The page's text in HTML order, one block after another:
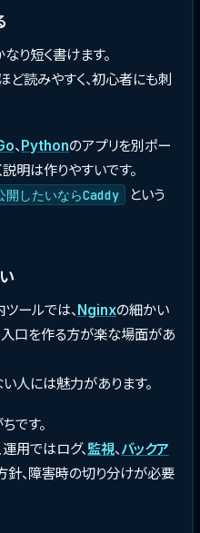
り短く書けます。
読みやすく、初心者にも刺
、 Pythonのアプリを別ポー
明は作りやすいです。
開したいならCaddy
という
ールでは、 Nginxの細かい
入口を作る方が楽な場面があ
人には魅力があります。
です。
用ではログ、監視、バックア
針、障害時の切り分けが必要